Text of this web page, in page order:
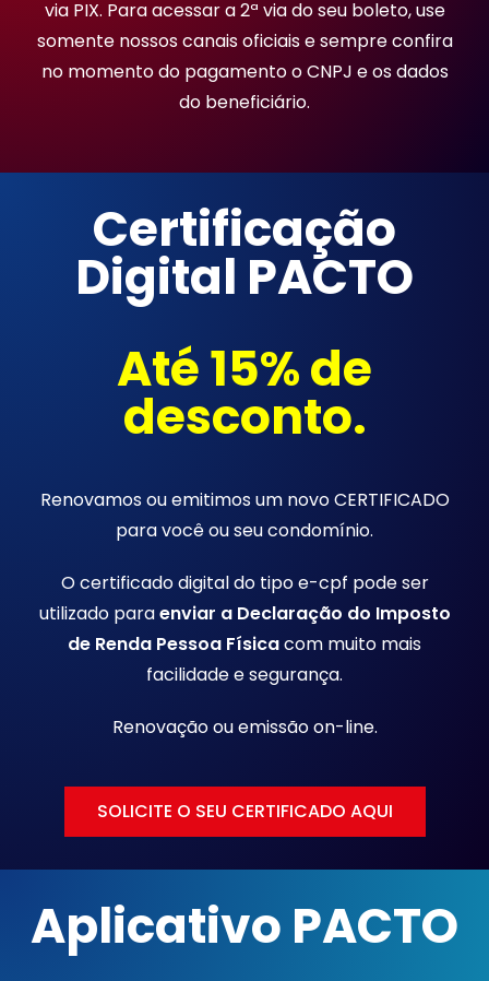
via PIX. Para acessar a 2ª via do seu boleto, use
somente nossos canais oficiais e sempre confira
no momento do pagamento o CNPJ e os dados
do beneficiário.
Certificação
Digital PACTO
Até 15% de
desconto.
Renovamos ou emitimos um novo CERTIFICADO
para você ou seu condomínio.
O certificado digital do tipo e-cpf pode ser
utilizado paraenviar a Declaração do Imposto
de Renda Pessoa Físicacom muito mais
facilidade e segurança.
Renovação ou emissãoon-line.
SOLICITE O SEU CERTIFICADO AQUI
Aplicativo PACTO